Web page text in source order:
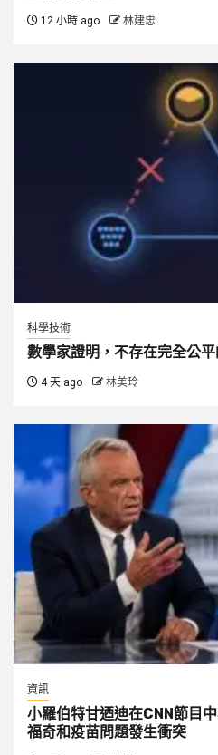
12 小時 ago 林建忠
科學技術
數學家證明，不存在完全公平
4 天 ago 林美玲
資訊
小羅伯特甘迺迪在CNN節目
福奇和疫苗問題發生衝突